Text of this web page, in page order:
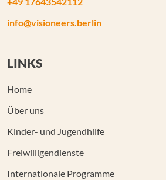
info@visioneers.berlin
LINKS
Home
Über uns
Kinder- und Jugendhilfe
Freiwilligendienste
Internationale Programme